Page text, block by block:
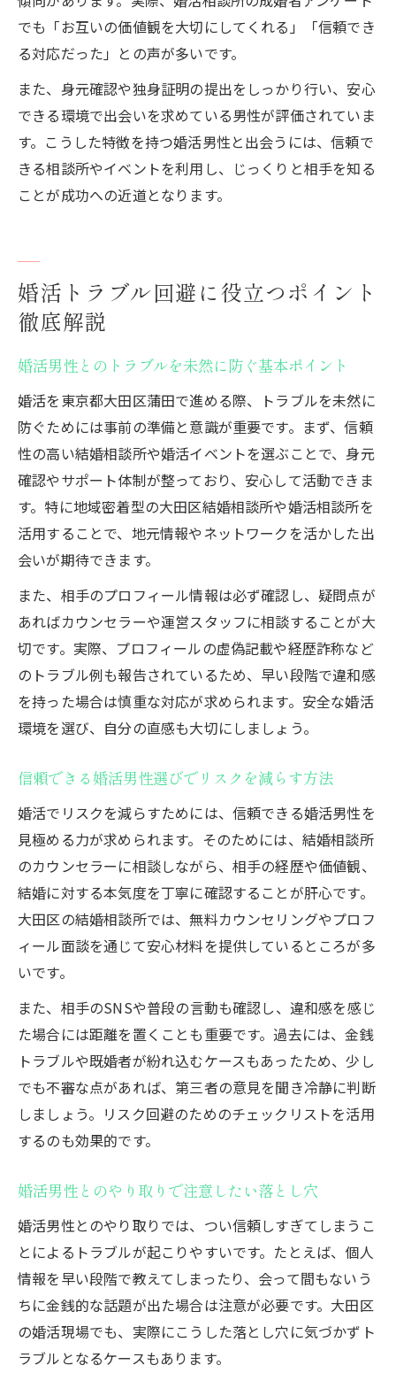
でも「お互いの価値観を大切にしてくれる」「信頼でき
る対応だった」との声が多いです。
また、身元確認や独身証明の提出をしっかり行い、安心
できる環境で出会いを求めている男性が評価されていま
す。こうした特徴を持つ婚活男性と出会うには、信頼で
きる相談所やイベントを利用し、じっくりと相手を知る
ことが成功への近道となります。
婚活トラブル回避に役立つポイント
徹底解説
婚活男性とのトラブルを未然に防ぐ基本ポイント
婚活を東京都大田区蒲田で進める際、トラブルを未然に
防ぐためには事前の準備と意識が重要です。まず、信頼
性の高い結婚相談所や婚活イベントを選ぶことで、身元
確認やサポート体制が整っており、安心して活動できま
す。特に地域密着型の大田区結婚相談所や婚活相談所を
活用することで、地元情報やネットワークを活かした出
会いが期待できます。
また、相手のプロフィール情報は必ず確認し、疑問点が
あればカウンセラーや運営スタッフに相談することが大
切です。実際、プロフィールの虚偽記載や経歴詐称など
のトラブル例も報告されているため、早い段階で違和感
を持った場合は慎重な対応が求められます。安全な婚活
環境を選び、自分の直感も大切にしましょう。
信頼できる婚活男性選びでリスクを減らす方法
婚活でリスクを減らすためには、信頼できる婚活男性を
見極める力が求められます。そのためには、結婚相談所
のカウンセラーに相談しながら、相手の経歴や価値観、
結婚に対する本気度を丁寧に確認することが肝心です。
大田区の結婚相談所では、無料カウンセリングやプロフ
ィール面談を通じて安心材料を提供しているところが多
いです。
また、相手のSNSや普段の言動も確認し、違和感を感じ
た場合には距離を置くことも重要です。過去には、金銭
トラブルや既婚者が紛れ込むケースもあったため、少し
でも不審な点があれば、第三者の意見を聞き冷静に判断
しましょう。リスク回避のためのチェックリストを活用
するのも効果的です。
婚活男性とのやり取りで注意したい落とし穴
婚活男性とのやり取りでは、つい信頼しすぎてしまうこ
とによるトラブルが起こりやすいです。たとえば、個人
情報を早い段階で教えてしまったり、会って間もないう
ちに金銭的な話題が出た場合は注意が必要です。大田区
の婚活現場でも、実際にこうした落とし穴に気づかずト
ラブルとなるケースもあります。